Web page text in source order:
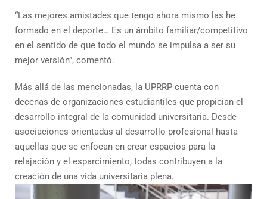
“Las mejores amistades que tengo ahora mismo las he
formado en el deporte… Es un ámbito familiar/competitivo
en el sentido de que todo el mundo se impulsa a ser su
mejor versión”, comentó.
Más allá de las mencionadas, la UPRRP cuenta con
decenas de organizaciones estudiantiles que propician el
desarrollo integral de la comunidad universitaria. Desde
asociaciones orientadas al desarrollo profesional hasta
aquellas que se enfocan en crear espacios para la
relajación y el esparcimiento, todas contribuyen a la
creación de una vida universitaria plena.